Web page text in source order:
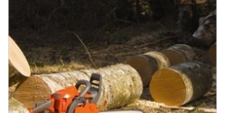
рухсатномасиз кесилганлиги аниқланди.